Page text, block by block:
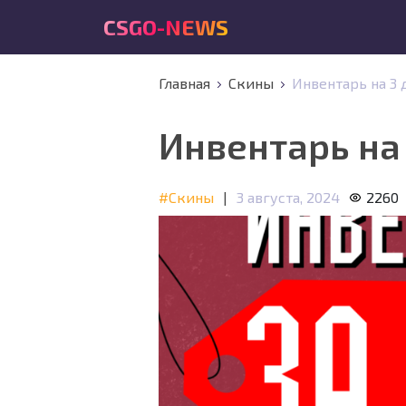
CSGO-NEWS
Главная Скины Инвентарь на 3
Инвентарь
#Скины | 3 августа, 2024 2260